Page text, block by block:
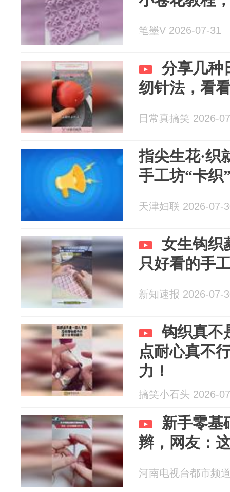
笔墨V 2026-07-31
分享几种
纫针法，看
日常真搞笑 2026-
指尖生花·
手工坊“卡织
天津妇联 2026-07-
女生钩织
只好看的手
新知速报 2026-07-
钩织真不
点耐心真不
力！
搞笑小石头 2026-
新手零基
辫，网友：
河南电视台都市频